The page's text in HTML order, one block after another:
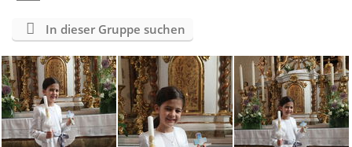
In dieser Gruppe suchen